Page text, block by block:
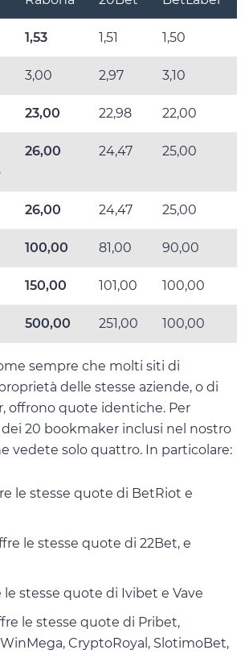
1,53 1,51 1,50
3,00 2,97 3,10
23,00 22,98 22,00
26,00 24,47 25,00
26,00 24,47 25,00
100,00 81,00 90,00
150,00 101,00 100,00
500,00 251,00 100,00
sempre che molti siti di
delle stesse aziende, o di
offrono quote identiche. Per
20 bookmaker inclusi nel nostro
vedete solo quattro. In particolare:
le stesse quote di BetRiot e
le stesse quote di 22Bet, e
stesse quote di Ivibet e Vave
le stesse quote di Pribet,
CryptoRoyal, SlotimoBet,